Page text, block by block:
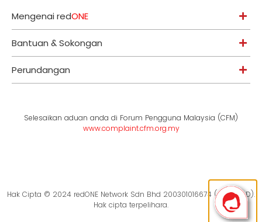
Mengenai redONE
Bantuan & Sokongan
Perundangan
Selesaikan aduan anda di Forum Pengguna Malaysia (CFM)
www.complaint.cfm.org.my
Hak Cipta © 2024 redONE Network Sdn Bhd 200301016674 (619094-D).
Hak cipta terpelihara.